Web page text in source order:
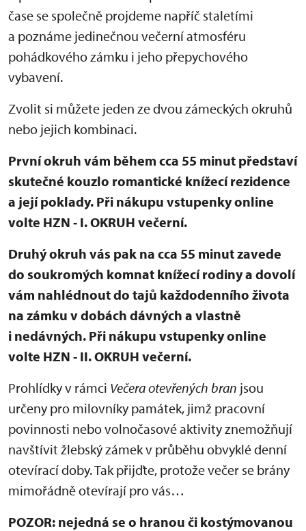
čase se společně projdeme napříč staletími
a poznáme jedinečnou večerní atmosféru
pohádkového zámku i jeho přepychového
vybavení.
Zvolit si můžete jeden ze dvou zámeckých okruhů
nebo jejich kombinaci.
První okruh vám během cca 55 minut představí
skutečné kouzlo romantické knížecí rezidence
a její poklady. Při nákupu vstupenky online
volte HZN - I. OKRUH večerní.
Druhý okruh vás pak na cca 55 minut zavede
do soukromých komnat knížecí rodiny a dovolí
vám nahlédnout do tajů každodenního života
na zámku v dobách dávných a vlastně
i nedávných. Při nákupu vstupenky online
volte HZN - II. OKRUH večerní.
Prohlídky v rámci Večera otevřených bran jsou
určeny pro milovníky památek, jimž pracovní
povinnosti nebo volnočasové aktivity znemožňují
navštívit žlebský zámek v průběhu obvyklé denní
otevírací doby. Tak přijďte, protože večer se brány
mimořádně otevírají pro vás…
POZOR: nejedná se o hranou či kostýmovanou